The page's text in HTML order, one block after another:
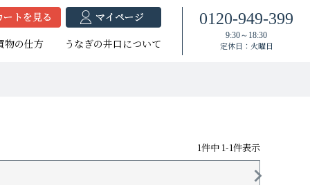
物の仕方 うなぎの井口について
0120-949-399
9:30～18:30
定休日：火曜日
1件中 1-1件表示